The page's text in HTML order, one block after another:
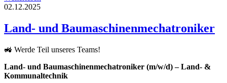
02.12.2025
Land- und Baumaschinenmechatroniker
🚜 Werde Teil unseres Teams!
Land- und Baumaschinenmechatroniker (m/w/d) – Land- &
Kommunaltechnik